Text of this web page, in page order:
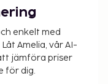
enkelt med
Amelia, vår AI-
jämföra priser
för dig.